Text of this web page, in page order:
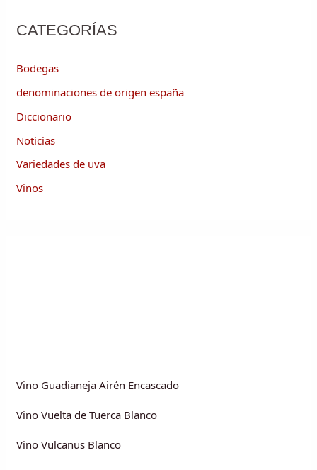
CATEGORÍAS
Bodegas
denominaciones de origen españa
Diccionario
Noticias
Variedades de uva
Vinos
Vino Guadianeja Airén Encascado
Vino Vuelta de Tuerca Blanco
Vino Vulcanus Blanco